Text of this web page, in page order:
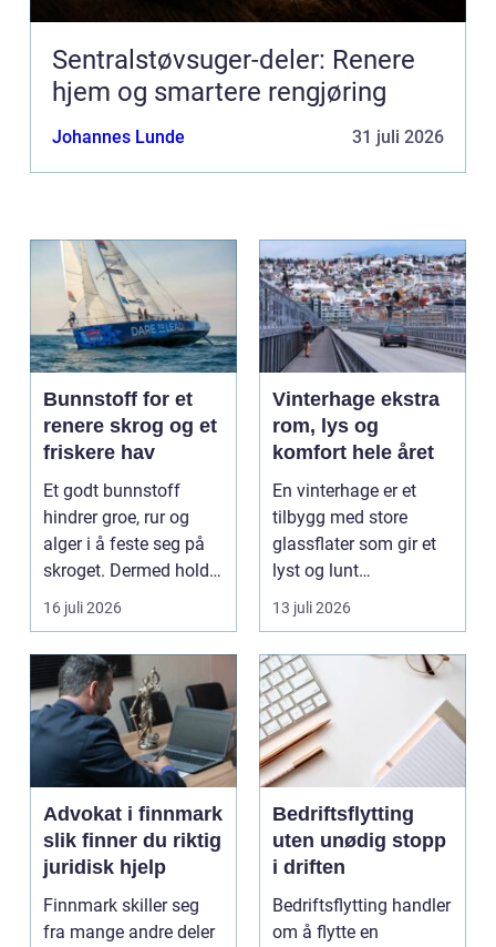
Sentralstøvsuger-deler: Renere
hjem og smartere rengjøring
Johannes Lunde 31 juli 2026
Bunnstoff for et
renere skrog og et
friskere hav
Et godt bunnstoff
hindrer groe, rur og
alger i å feste seg på
skroget. Dermed holder
båten bedre far...
16 juli 2026
Vinterhage ekstra
rom, lys og
komfort hele året
En vinterhage er et
tilbygg med store
glassflater som gir et
lyst og lunt
oppholdsrom nær
hagen, ogs...
13 juli 2026
Advokat i finnmark
slik finner du riktig
juridisk hjelp
Finnmark skiller seg
fra mange andre deler
Bedriftsflytting
uten unødig stopp
i driften
Bedriftsflytting handler
om å flytte en